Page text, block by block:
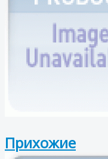
Прихожие